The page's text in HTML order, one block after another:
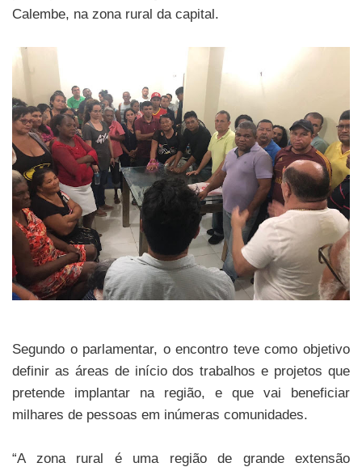
Calembe, na zona rural da capital.
Segundo o parlamentar, o encontro teve como objetivo
definir as áreas de início dos trabalhos e projetos que
pretende implantar na região, e que vai beneficiar
milhares de pessoas em inúmeras comunidades.
“A zona rural é uma região de grande extensão